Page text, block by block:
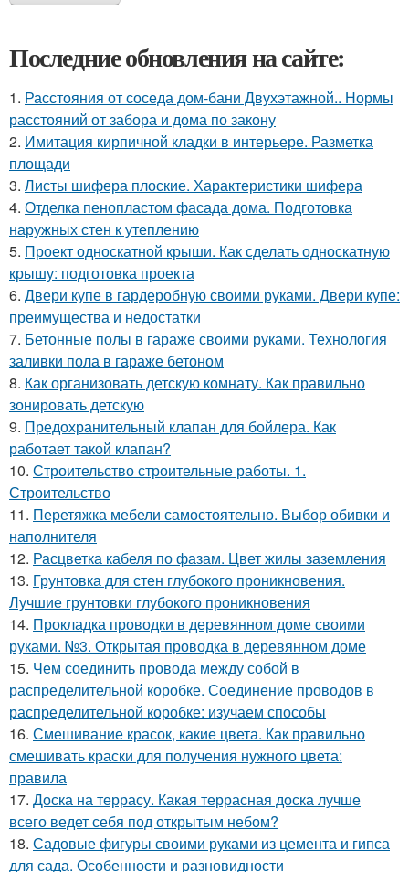
Последние обновления на сайте:
1. Расстояния от соседа дом-бани Двухэтажной.. Нормы
расстояний от забора и дома по закону
2. Имитация кирпичной кладки в интерьере. Разметка
площади
3. Листы шифера плоские. Характеристики шифера
4. Отделка пенопластом фасада дома. Подготовка
наружных стен к утеплению
5. Проект односкатной крыши. Как сделать односкатную
крышу: подготовка проекта
6. Двери купе в гардеробную своими руками. Двери купе:
преимущества и недостатки
7. Бетонные полы в гараже своими руками. Технология
заливки пола в гараже бетоном
8. Как организовать детскую комнату. Как правильно
зонировать детскую
9. Предохранительный клапан для бойлера. Как
работает такой клапан?
10. Строительство строительные работы. 1.
Строительство
11. Перетяжка мебели самостоятельно. Выбор обивки и
наполнителя
12. Расцветка кабеля по фазам. Цвет жилы заземления
13. Грунтовка для стен глубокого проникновения.
Лучшие грунтовки глубокого проникновения
14. Прокладка проводки в деревянном доме своими
руками. №3. Открытая проводка в деревянном доме
15. Чем соединить провода между собой в
распределительной коробке. Соединение проводов в
распределительной коробке: изучаем способы
16. Смешивание красок, какие цвета. Как правильно
смешивать краски для получения нужного цвета:
правила
17. Доска на террасу. Какая террасная доска лучше
всего ведет себя под открытым небом?
18. Садовые фигуры своими руками из цемента и гипса
для сада. Особенности и разновидности